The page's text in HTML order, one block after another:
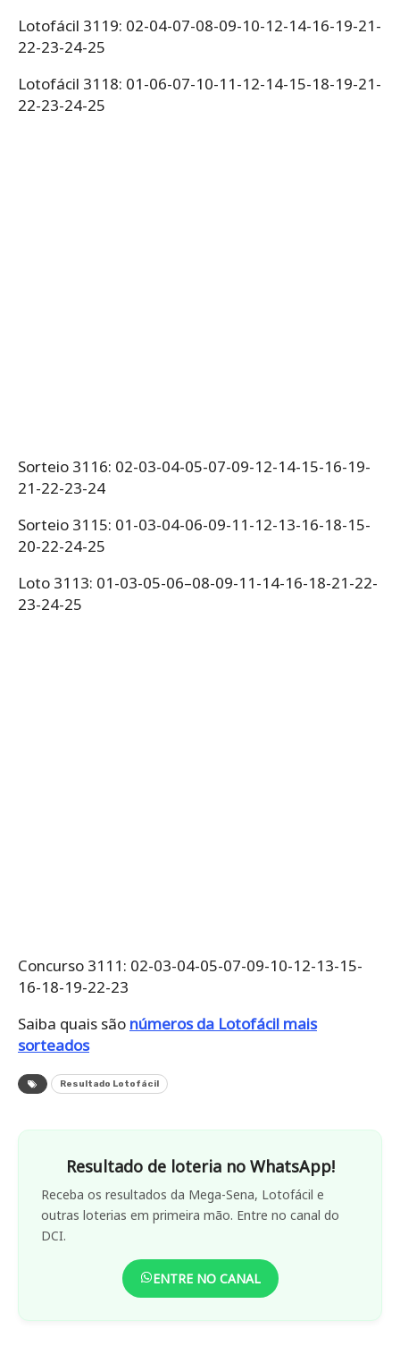
Lotofácil 3119: 02-04-07-08-09-10-12-14-16-19-21-
22-23-24-25
Lotofácil 3118: 01-06-07-10-11-12-14-15-18-19-21-
22-23-24-25
Sorteio 3116: 02-03-04-05-07-09-12-14-15-16-19-
21-22-23-24
Sorteio 3115: 01-03-04-06-09-11-12-13-16-18-15-
20-22-24-25
Loto 3113: 01-03-05-06–08-09-11-14-16-18-21-22-
23-24-25
Concurso 3111: 02-03-04-05-07-09-10-12-13-15-
16-18-19-22-23
Saiba quais são números da Lotofácil mais
sorteados
Resultado Lotofácil
Resultado de loteria no WhatsApp!
Receba os resultados da Mega-Sena, Lotofácil e
outras loterias em primeira mão. Entre no canal do
DCI.
ENTRE NO CANAL